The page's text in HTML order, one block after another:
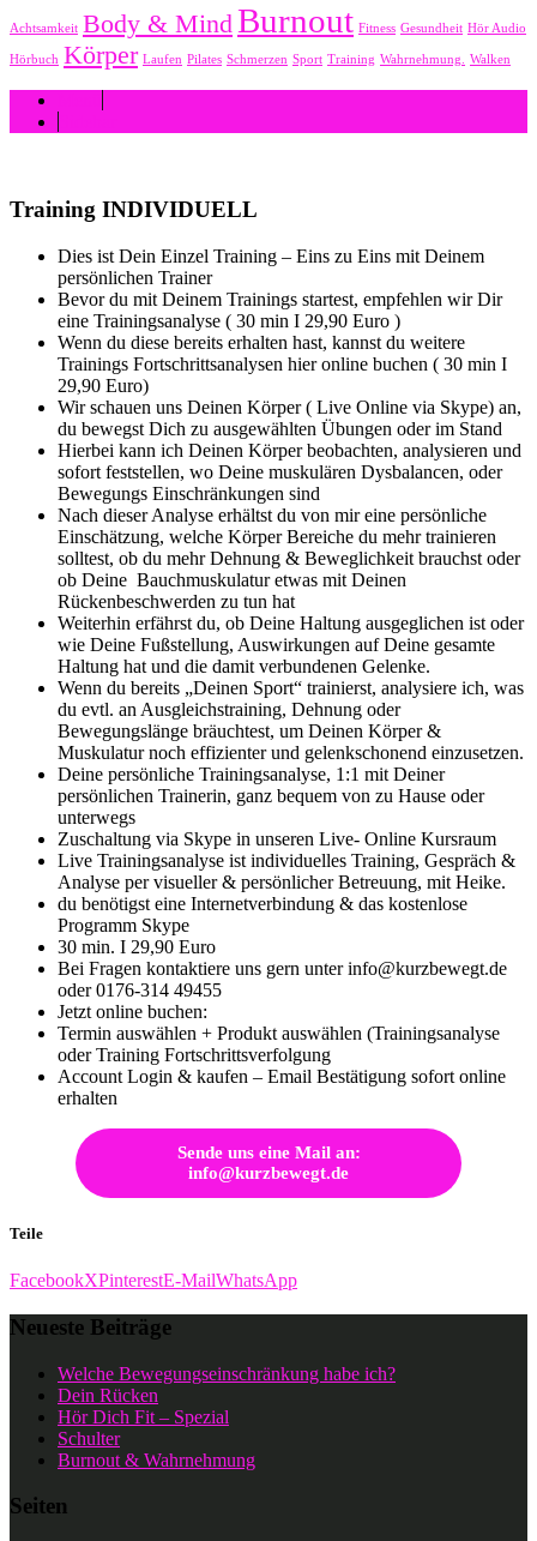
Achtsamkeit Body & MindBurnout Fitness Gesundheit Hör Audio
Hörbuch Körper Laufen Pilates Schmerzen Sport Training Wahrnehmung. Walken
Training INDIVIDUELL
Dies ist Dein Einzel Training – Eins zu Eins mit Deinem
persönlichen Trainer
Bevor du mit Deinem Trainings startest, empfehlen wir Dir
eine Trainingsanalyse ( 30 min I 29,90 Euro )
Wenn du diese bereits erhalten hast, kannst du weitere
Trainings Fortschrittsanalysen hier online buchen ( 30 min I
29,90 Euro)
Wir schauen uns Deinen Körper ( Live Online via Skype) an,
du bewegst Dich zu ausgewählten Übungen oder im Stand
Hierbei kann ich Deinen Körper beobachten, analysieren und
sofort feststellen, wo Deine muskulären Dysbalancen, oder
Bewegungs Einschränkungen sind
Nach dieser Analyse erhältst du von mir eine persönliche
Einschätzung, welche Körper Bereiche du mehr trainieren
solltest, ob du mehr Dehnung & Beweglichkeit brauchst oder
ob Deine Bauchmuskulatur etwas mit Deinen
Rückenbeschwerden zu tun hat
Weiterhin erfährst du, ob Deine Haltung ausgeglichen ist oder
wie Deine Fußstellung, Auswirkungen auf Deine gesamte
Haltung hat und die damit verbundenen Gelenke.
Wenn du bereits „Deinen Sport“ trainierst, analysiere ich, was
du evtl. an Ausgleichstraining, Dehnung oder
Bewegungslänge bräuchtest, um Deinen Körper &
Muskulatur noch effizienter und gelenkschonend einzusetzen.
Deine persönliche Trainingsanalyse, 1:1 mit Deiner
persönlichen Trainerin, ganz bequem von zu Hause oder
unterwegs
Zuschaltung via Skype in unseren Live- Online Kursraum
Live Trainingsanalyse ist individuelles Training, Gespräch &
Analyse per visueller & persönlicher Betreuung, mit Heike.
du benötigst eine Internetverbindung & das kostenlose
Programm Skype
30 min. I 29,90 Euro
Bei Fragen kontaktiere uns gern unter info@kurzbewegt.de
oder 0176-314 49455
Jetzt online buchen:
Termin auswählen + Produkt auswählen (Trainingsanalyse
oder Training Fortschrittsverfolgung
Account Login & kaufen – Email Bestätigung sofort online
erhalten
Sende uns eine Mail an:
info@kurzbewegt.de
Teile
FacebookXPinterestE-MailWhatsApp
Neueste Beiträge
Welche Bewegungseinschränkung habe ich?
Dein Rücken
Hör Dich Fit – Spezial
Schulter
Burnout & Wahrnehmung
Seiten